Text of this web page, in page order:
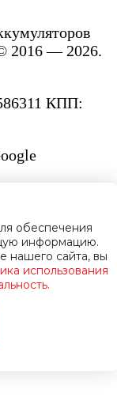
2016 — 2026.
КПП:
обеспечения
информацию.
нашего сайта, вы
использования